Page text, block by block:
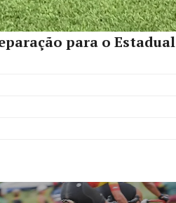
para o Estadual